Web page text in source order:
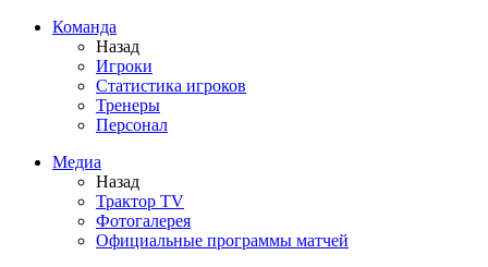
Команда
Назад
Игроки
Статистика игроков
Тренеры
Персонал
Медиа
Назад
Трактор TV
Фотогалерея
Официальные программы матчей